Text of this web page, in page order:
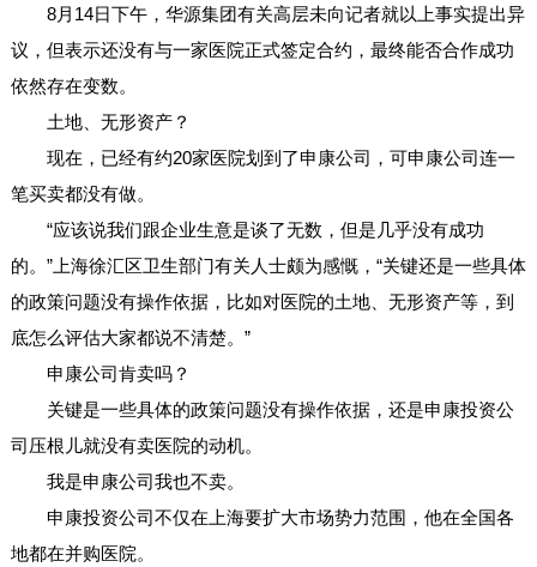
8月14日下午，华源集团有关高层未向记者就以上事实提出异
议，但表示还没有与一家医院正式签定合约，最终能否合作成功
依然存在变数。
土地、无形资产？
现在，已经有约20家医院划到了申康公司，可申康公司连一
笔买卖都没有做。
“应该说我们跟企业生意是谈了无数，但是几乎没有成功
的。”上海徐汇区卫生部门有关人士颇为感慨，“关键还是一些具体
的政策问题没有操作依据，比如对医院的土地、无形资产等，到
底怎么评估大家都说不清楚。”
申康公司肯卖吗？
关键是一些具体的政策问题没有操作依据，还是申康投资公
司压根儿就没有卖医院的动机。
我是申康公司我也不卖。
申康投资公司不仅在上海要扩大市场势力范围，他在全国各
地都在并购医院。